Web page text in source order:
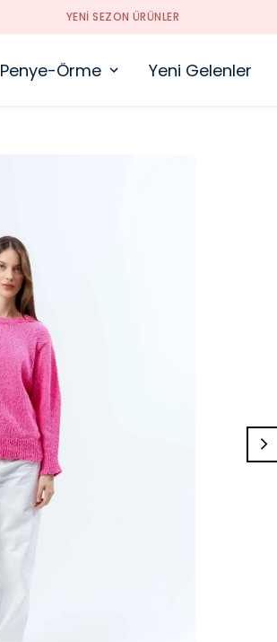
YENI SEZON ÜRÜNLER
Penye-Örme Yeni Gelenler